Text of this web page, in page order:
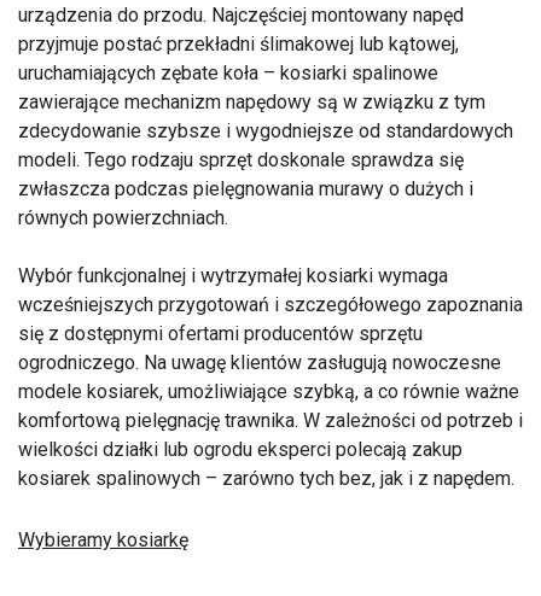
urządzenia do przodu. Najczęściej montowany napęd
przyjmuje postać przekładni ślimakowej lub kątowej,
uruchamiających zębate koła – kosiarki spalinowe
zawierające mechanizm napędowy są w związku z tym
zdecydowanie szybsze i wygodniejsze od standardowych
modeli. Tego rodzaju sprzęt doskonale sprawdza się
zwłaszcza podczas pielęgnowania murawy o dużych i
równych powierzchniach.
Wybór funkcjonalnej i wytrzymałej kosiarki wymaga
wcześniejszych przygotowań i szczegółowego zapoznania
się z dostępnymi ofertami producentów sprzętu
ogrodniczego. Na uwagę klientów zasługują nowoczesne
modele kosiarek, umożliwiające szybką, a co równie ważne
komfortową pielęgnację trawnika. W zależności od potrzeb i
wielkości działki lub ogrodu eksperci polecają zakup
kosiarek spalinowych – zarówno tych bez, jak i z napędem.
Wybieramy kosiarkę